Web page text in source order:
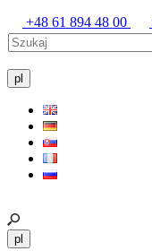
+48 61 894 48 00
pl
pl